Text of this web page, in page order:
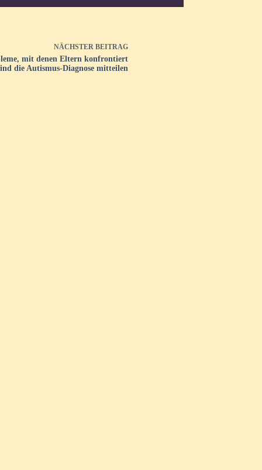
NÄCHSTER BEITRAG
mit denen Eltern konfrontiert
die Autismus-Diagnose mitteilen